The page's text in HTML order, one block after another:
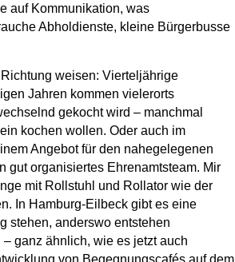
auf Kommunikation, was
Abholdienste, kleine Bürgerbusse
weisen: Vierteljährige
Jahren kommen vielerorts
gekocht wird – manchmal
kochen wollen. Oder auch im
Angebot für den nahegelegenen
gut organisiertes Ehrenamtsteam. Mir
mit Rollstuhl und Rollator wie der
In Hamburg-Eilbeck gibt es eine
stehen, anderswo entstehen
ganz ähnlich, wie es jetzt auch
von Begegnungscafés auf dem